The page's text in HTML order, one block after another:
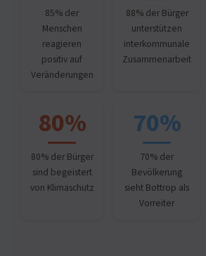
85% der
Menschen
reagieren
positiv auf
Veränderungen
88% der Bürger
unterstützen
interkommunale
Zusammenarbeit
80%
80% der Bürger
sind begeistert
von Klimaschutz
70%
70% der
Bevölkerung
sieht Bottrop als
Vorreiter